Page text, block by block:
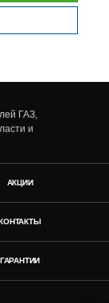
ГАЗ,
и
АКЦИИ
ГАРАНТИИ